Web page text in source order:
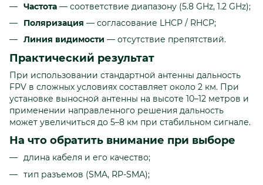
Частота — соответствие диапазону (5.8 GHz, 1.2 GHz);
Поляризация — согласование LHCP / RHCP;
Линия видимости — отсутствие препятствий.
Практический результат
При использовании стандартной антенны дальность
FPV в сложных условиях составляет около 2 км. При
установке выносной антенны на высоте 10–12 метров и
применении направленного решения дальность
может увеличиться до 5–8 км при стабильном сигнале.
На что обратить внимание при выборе
длина кабеля и его качество;
тип разъемов (SMA, RP-SMA);